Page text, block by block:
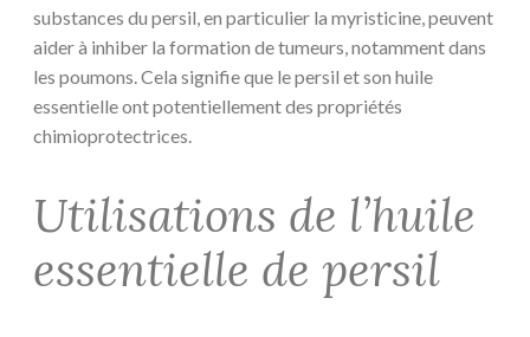
substances du persil, en particulier la myristicine, peuvent
aider à inhiber la formation de tumeurs, notamment dans
les poumons. Cela signifie que le persil et son huile
essentielle ont potentiellement des propriétés
chimioprotectrices.
Utilisations de l’huile
essentielle de persil